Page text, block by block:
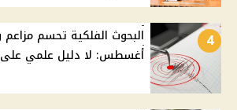
4
أغسطس: لا دليل علمي على